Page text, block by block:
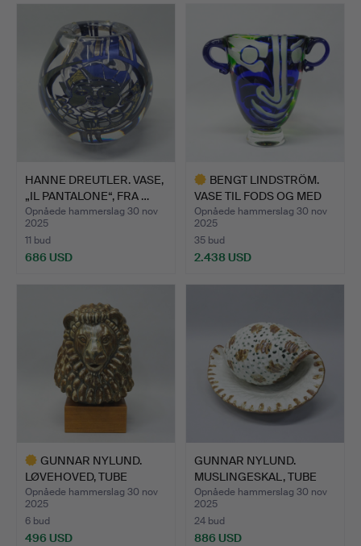
HANNE DREUTLER. VASE,
„IL PANTALONE“, FRA …
Opnåede hammerslag 30 nov
2025
11 bud
686 USD
BENGT LINDSTRÖM.
VASE TIL FODS OG MED
BØJL…
Opnåede hammerslag 30 nov
2025
35 bud
2.438 USD
GUNNAR NYLUND.
LØVEHOVED, TUBE
STRAND.
Opnåede hammerslag 30 nov
2025
6 bud
496 USD
GUNNAR NYLUND.
MUSLINGESKAL, TUBE
BEACH.
Opnåede hammerslag 30 nov
2025
24 bud
886 USD